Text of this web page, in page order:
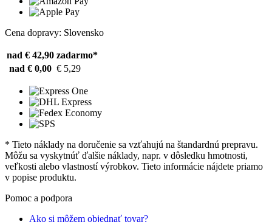
Cena dopravy: Slovensko
nad € 42,90 zadarmo*
nad € 0,00 € 5,29
* Tieto náklady na doručenie sa vzťahujú na štandardnú prepravu.
Môžu sa vyskytnúť ďalšie náklady, napr. v dôsledku hmotnosti,
veľkosti alebo vlastností výrobkov. Tieto informácie nájdete priamo
v popise produktu.
Pomoc a podpora
Ako si môžem objednať tovar?